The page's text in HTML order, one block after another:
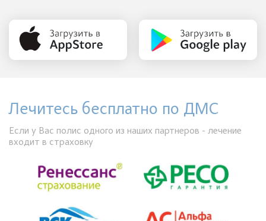
Лечитесь бесплатно по ДМС
Если у Вас полис одного из наших партнеров - лечение
входит в страховку